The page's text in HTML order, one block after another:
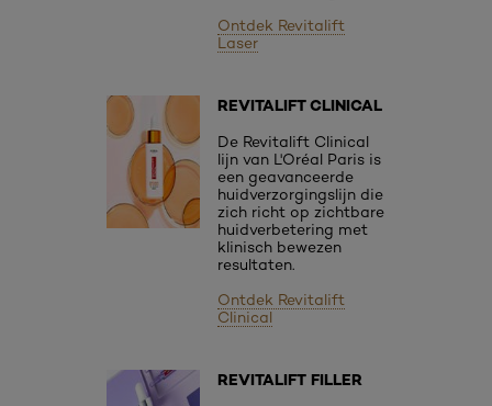
Ontdek Revitalift
Laser
REVITALIFT CLINICAL
De Revitalift Clinical
lijn van L'Oréal Paris is
een geavanceerde
huidverzorgingslijn die
zich richt op zichtbare
huidverbetering met
klinisch bewezen
resultaten.
Ontdek Revitalift
Clinical
REVITALIFT FILLER